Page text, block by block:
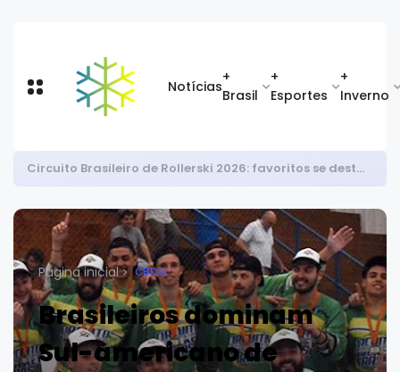
Notícias
+
Brasil
+
Esportes
+
Inverno
Após bronze nos EUA, Priscila Cid é top 8 na Copa Europeia de snowboard halfpipe
Página inicial CBDG
Brasileiros dominam
Sul-americano de